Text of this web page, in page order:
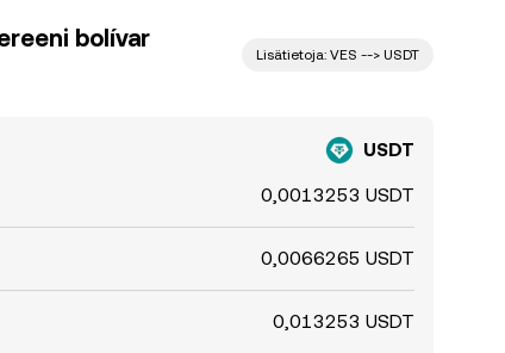
bolívar
Lisätietoja: VES --> USDT
USDT
0,0013253 USDT
0,0066265 USDT
0,013253 USDT